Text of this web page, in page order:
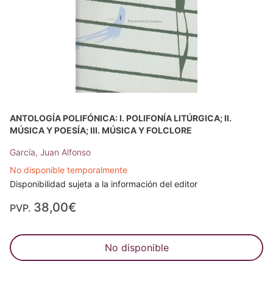
ANTOLOGÍA POLIFÓNICA: I. POLIFONÍA LITÚRGICA; II.
MÚSICA Y POESÍA; III. MÚSICA Y FOLCLORE
García, Juan Alfonso
No disponible temporalmente
Disponibilidad sujeta a la información del editor
PVP. 38,00€
No disponible